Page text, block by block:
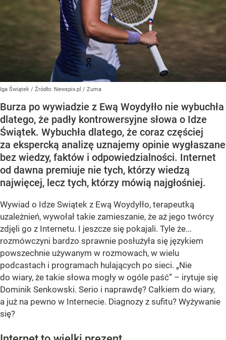
Iga Świątek / Źródło: Newspix.pl / Zuma
Burza po wywiadzie z Ewą Woydyłło nie wybuchła
dlatego, że padły kontrowersyjne słowa o Idze
Świątek. Wybuchła dlatego, że coraz częściej
za ekspercką analizę uznajemy opinie wygłaszane
bez wiedzy, faktów i odpowiedzialności. Internet
od dawna premiuje nie tych, którzy wiedzą
najwięcej, lecz tych, którzy mówią najgłośniej.
Wywiad o Idze Swiątek z Ewą Woydyłło, terapeutką
uzależnień, wywołał takie zamieszanie, że aż jego twórcy
zdjęli go z Internetu. I jeszcze się pokajali. Tyle że...
rozmówczyni bardzo sprawnie posłużyła się językiem
powszechnie używanym w rozmowach, w wielu
podcastach i programach hulających po sieci. „Nie
do wiary, że takie słowa mogły w ogóle paść” – irytuje się
Dominik Senkowski. Serio i naprawdę? Całkiem do wiary,
a już na pewno w Internecie. Diagnozy z sufitu? Wyżywanie
się?